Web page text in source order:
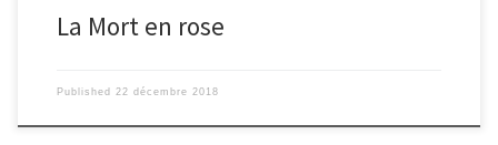
La Mort en rose
Published 22 décembre 2018